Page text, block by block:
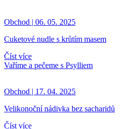
Obchod | 06. 05. 2025
Cuketové nudle s krůtím masem
Číst více
Vaříme a pečeme s Psylliem
Obchod | 17. 04. 2025
Velikonoční nádivka bez sacharidů
Číst více